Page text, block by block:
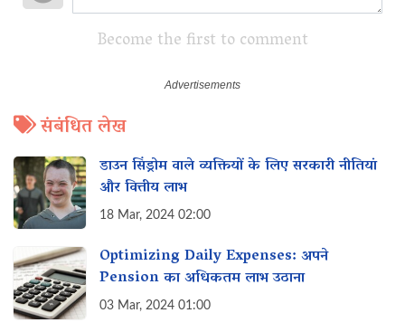
Become the first to comment
संबंधित लेख
डाउन सिंड्रोम वाले व्यक्तियों के लिए सरकारी नीतियां
और वित्तीय लाभ
18 Mar, 2024 02:00
Optimizing Daily Expenses: अपने
Pension का अधिकतम लाभ उठाना
03 Mar, 2024 01:00